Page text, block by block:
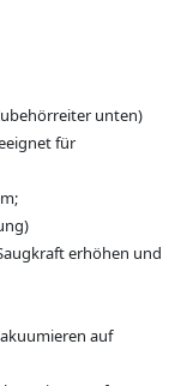
unten)
für
erhöhen und
auf